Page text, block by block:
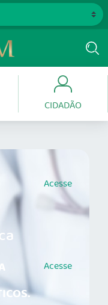
CIDADÃO
Acesse
Acesse